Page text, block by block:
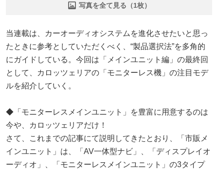
写真を全て見る（1枚）
当連載は、カーオーディオシステムを進化させたいと思っ
たときに参考としていただくべく、“製品選択法”を多角的
にガイドしている。今回は「メインユニット編」の最終回
として、カロッツェリアの「モニターレス機」の注目モデ
ルを紹介していく。
◆「モニターレスメインユニット」を豊富に用意するのは
今や、カロッツェリアだけ！
さて、これまでの記事にて説明してきたとおり、「市販メ
インユニット」は、「AV一体型ナビ」、「ディスプレイオ
ーディオ」、「モニターレスメインユニット」の3タイプ